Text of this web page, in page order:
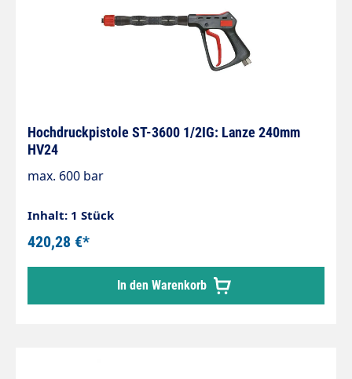
Hochdruckpistole ST-3600 1/2IG: Lanze 240mm
HV24
max. 600 bar
Inhalt: 1 Stück
420,28 €*
In den Warenkorb